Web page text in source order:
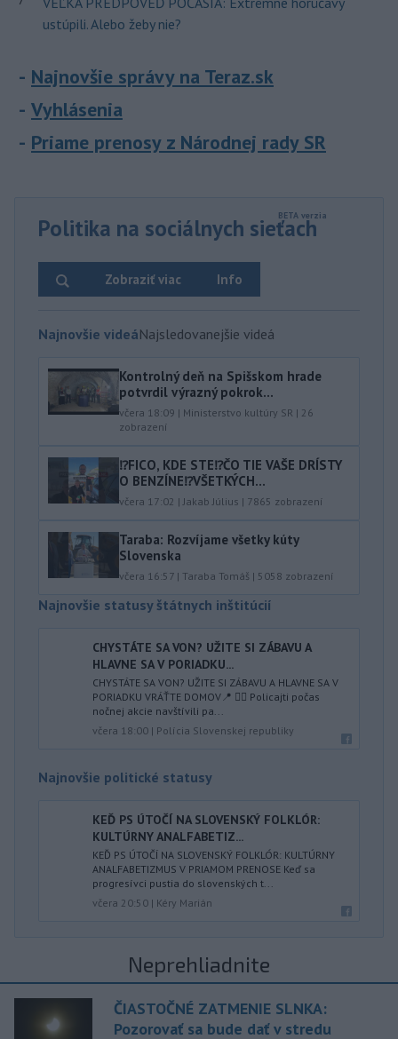
ustúpili. Alebo žeby nie?
Najnovšie správy na Teraz.sk
Vyhlásenia
Priame prenosy z Národnej rady SR
Politika na sociálnych sieťach
Info
Zobraziť viac
Najnovšie videáNajsledovanejšie videá
Kontrolný deň na Spišskom hrade
potvrdil výrazný pokrok...
včera 18:09 | Ministerstvo kultúry SR | 26
zobrazení
⁉️FICO, KDE STE⁉️ČO TIE VAŠE DRÍSTY
O BENZÍNE⁉️VŠETKÝCH...
včera 17:02 | Jakab Július | 7865 zobrazení
Taraba: Rozvíjame všetky kúty
Slovenska
včera 16:57 | Taraba Tomáš | 5058 zobrazení
Najnovšie statusy štátnych inštitúcií
CHYSTÁTE SA VON? UŽITE SI ZÁBAVU A
HLAVNE SA V PORIADKU...
CHYSTÁTE SA VON? UŽITE SI ZÁBAVU A HLAVNE SA V
PORIADKU VRÁŤTE DOMOV📍 👮‍♂️ Policajti počas
nočnej akcie navštívili pa...
včera 18:00 | Polícia Slovenskej republiky
Najnovšie politické statusy
KEĎ PS ÚTOČÍ NA SLOVENSKÝ FOLKLÓR:
KULTÚRNY ANALFABETIZ...
KEĎ PS ÚTOČÍ NA SLOVENSKÝ FOLKLÓR: KULTÚRNY
ANALFABETIZMUS V PRIAMOM PRENOSE Keď sa
progresívci pustia do slovenských t...
včera 20:50 | Kéry Marián
Neprehliadnite
ČIASTOČNÉ ZATMENIE SLNKA:
Pozorovať sa bude dať v stredu